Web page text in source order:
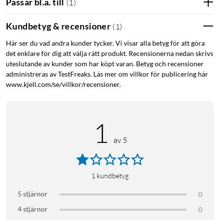
Vikt: 20 g
Skyddsnivå iPhone 16-serien: 3 m fallskydd
MagSafe-kompatibel: Ja, med MagSafe-ring (säljs separat)
Material: Tillverkad av överblivet produktionsmaterial,
återvunna glas från skolor och återvunna godislådor från
Sverige
Materialkälla och tillverkningsland: Sverige
Hur den är tillverkad: Mobilskalfabriken
(1 )
Kundbetyg & recensioner ( 1 )
Här ser du vad andra kunder tycker. Vi visar alla betyg för att göra
det enklare för dig att välja rätt produkt. Recensionerna nedan skrivs
uteslutande av kunder som har köpt varan. Betyg och recensioner
administreras av TestFreaks. Läs mer om villkor för publicering här
www.kjell.com/se/villkor/recensioner.
1 av 5
1 kundbetyg
5 stjärnor
0
4 stjärnor
0